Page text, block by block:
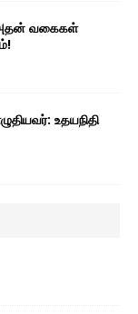
வகைகள்
உதயநிதி